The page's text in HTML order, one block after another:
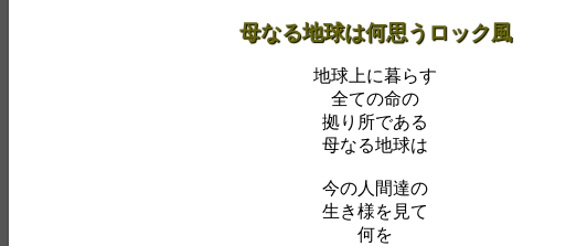
母なる地球は何思うロック風
地球上に暮らす
全ての命の
拠り所である
母なる地球は
今の人間達の
生き様を見て
何を